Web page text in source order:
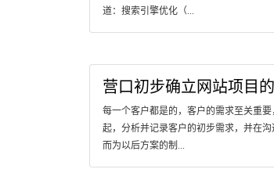
道：搜索引擎优化（...
营口初步确立网站项目
每一个客户都是的，客户的需求至关重
起，分析并记录客户的初步需求，并在
而为以后方案的制...